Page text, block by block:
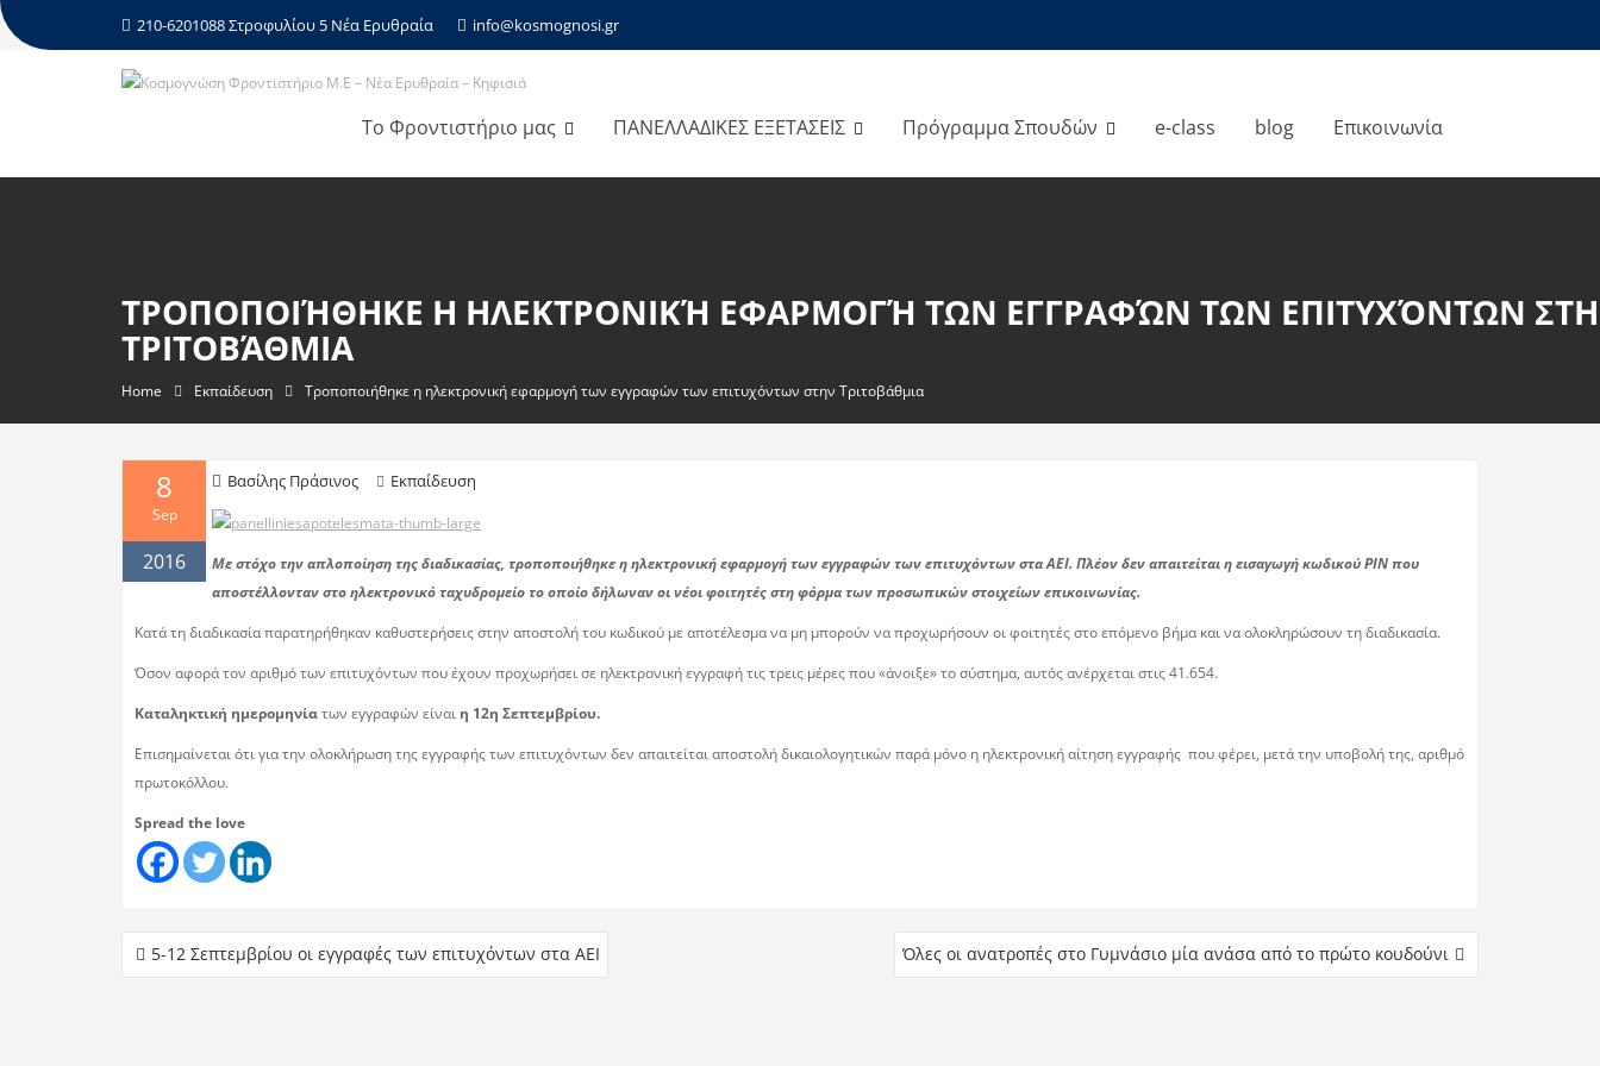
210-6201088 Στροφυλίου 5 Νέα Ερυθραία info@kosmognosi.gr
Το Φροντιστήριο μας ΠΑΝΕΛΛΑΔΙΚΕΣ ΕΞΕΤΑΣΕΙΣ Πρόγραμμα Σπουδών e-class blog Επικοινωνία
ΤΡΟΠΟΠΟΙΉΘΗΚΕ Η ΗΛΕΚΤΡΟΝΙΚΉ ΕΦΑΡΜΟΓΉ ΤΩΝ ΕΓΓΡΑΦΏΝ ΤΩΝ ΕΠΙΤΥΧΌΝΤΩΝ
ΤΡΙΤΟΒΆΘΜΙΑ
Home Εκπαίδευση Τροποποιήθηκε η ηλεκτρονική εφαρμογή των εγγραφών των επιτυχόντων στην Τριτοβάθμια
8
Sep
2016
Βασίλης Πράσινος Εκπαίδευση
Με στόχο την απλοποίηση της διαδικασίας, τροποποιήθηκε η ηλεκτρονική εφαρμογή των εγγραφών των επιτυχόντων στα ΑΕΙ. Πλέον δεν απαιτείται η εισαγωγή κωδικού PIN που
αποστέλλονταν στο ηλεκτρονικό ταχυδρομείο το οποίο δήλωναν οι νέοι φοιτητές στη φόρμα των προσωπικών στοιχείων επικοινωνίας.
Κατά τη διαδικασία παρατηρήθηκαν καθυστερήσεις στην αποστολή του κωδικού με αποτέλεσμα να μη μπορούν να προχωρήσουν οι φοιτητές στο επόμενο βήμα και να ολοκληρώσουν τη διαδικασία.
Όσον αφορά τον αριθμό των επιτυχόντων που έχουν προχωρήσει σε ηλεκτρονική εγγραφή τις τρεις μέρες που «άνοιξε» το σύστημα, αυτός ανέρχεται στις 41.654.
Καταληκτική ημερομηνίατων εγγραφών είναι η 12η Σεπτεμβρίου.
Επισημαίνεται ότι για την ολοκλήρωση της εγγραφής των επιτυχόντων δεν απαιτείται αποστολή δικαιολογητικών παρά μόνο η ηλεκτρονική αίτηση εγγραφής που φέρει, μετά την υποβολή της, αριθμό
πρωτοκόλλου.
Spread the love
5-12 Σεπτεμβρίου οι εγγραφές των επιτυχόντων στα ΑΕΙ Όλες οι ανατροπές στο Γυμνάσιο μία ανάσα από το πρώτο κουδούνι